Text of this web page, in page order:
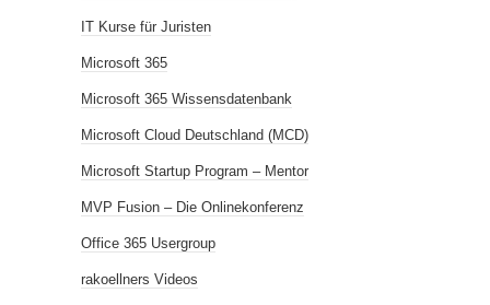
IT Kurse für Juristen
Microsoft 365
Microsoft 365 Wissensdatenbank
Microsoft Cloud Deutschland (MCD)
Microsoft Startup Program – Mentor
MVP Fusion – Die Onlinekonferenz
Office 365 Usergroup
rakoellners Videos